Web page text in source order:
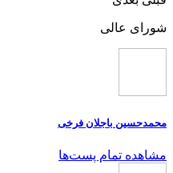
شورای عالی
محمدحسین باجلان فرخی
مشاهده تمام پست‌ها